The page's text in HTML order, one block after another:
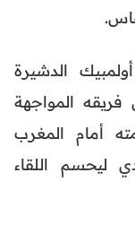
الدشيرة
ليكمل فريقه المواجهة
أمام المغرب
ليحسم اللقاء